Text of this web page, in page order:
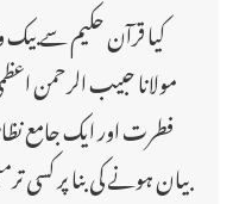
کیا قرآن حکیم سے
مولانا حبیب الرحمن
فطرت اور ایک جامع
بیان ہونے کی بنا پر کسی